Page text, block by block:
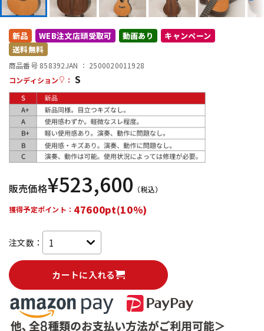
DTM オンライン納品 レコーディング機器
中古 ヴィンテージ
新品 WEB注文店頭受取可 動画あり
キャンペーン
送料無料
商品番号 858392JAN ： 2500020011928
コンディション
： S
販売価格¥523,600 （税込）
獲得予定ポイント： 47600pt(10%)
注文数：
カートに入れる